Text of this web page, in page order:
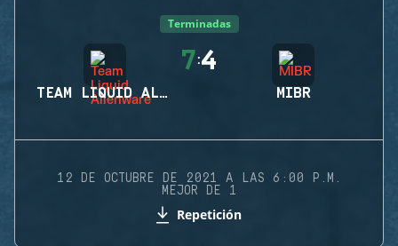
Terminadas
TEAM LIQUID ALIENWARE
7:4
MIBR
12 DE OCTUBRE DE 2021 A LAS 6:00 P.M.
MEJOR DE 1
Repetición